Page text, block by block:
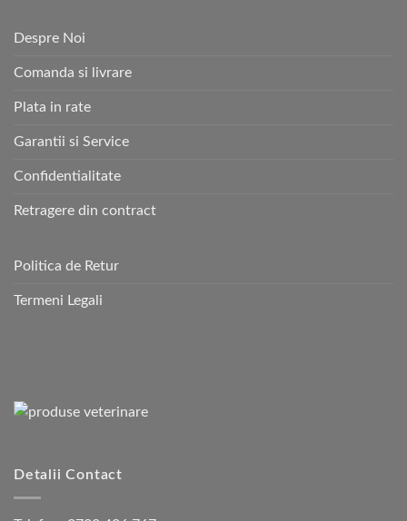
Despre Noi
Comanda si livrare
Plata in rate
Garantii si Service
Confidentialitate
Retragere din contract
Politica de Retur
Termeni Legali
Detalii Contact